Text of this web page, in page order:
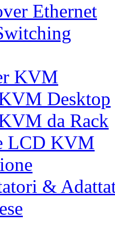
Ethernet
KVM
Desktop
da Rack
LCD KVM
&